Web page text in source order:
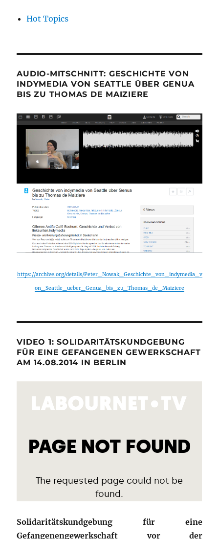
Hot Topics
AUDIO-MITSCHNITT: GESCHICHTE VON
INDYMEDIA VON SEATTLE ÜBER GENUA
BIS ZU THOMAS DE MAIZIERE
https://archive.org/details/Peter_Nowak_Geschichte_von_indymedia_v
on_Seattle_ueber_Genua_bis_zu_Thomas_de_Maiziere
VIDEO 1: SOLIDARITÄTSKUNDGEBUNG
FÜR EINE GEFANGENEN GEWERKSCHAFT
AM 14.08.2014 IN BERLIN
Solidaritätskundgebung für eine
Gefangenengewerkschaft vor der